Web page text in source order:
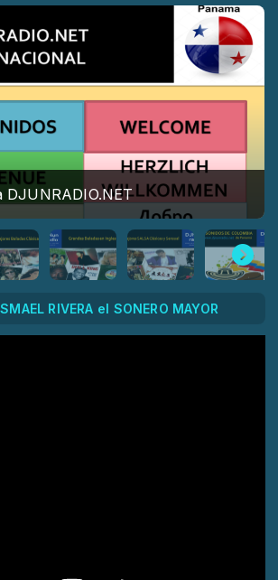
DJUNRADIO.NET
RIVERA el SONERO MAYOR